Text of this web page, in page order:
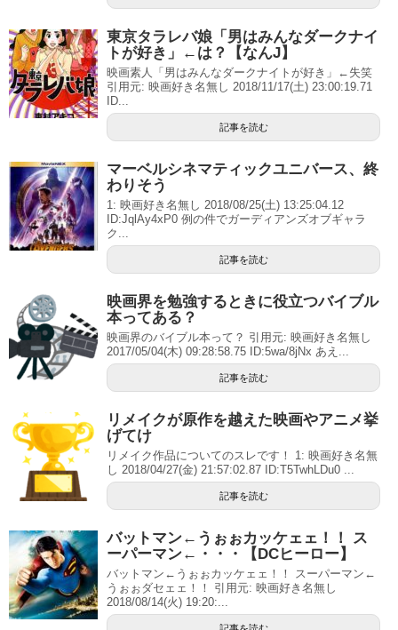
東京タラレバ娘「男はみんなダークナイ
トが好き」←は？【なんJ】
映画素人「男はみんなダークナイトが好き」←失笑
引用元: 映画好き名無し 2018/11/17(土) 23:00:19.71
ID...
記事を読む
マーベルシネマティックユニバース、終
わりそう
1: 映画好き名無し 2018/08/25(土) 13:25:04.12
ID:JqlAy4xP0 例の件でガーディアンズオブギャラ
ク...
記事を読む
映画界を勉強するときに役立つバイブル
本ってある？
映画界のバイブル本って？ 引用元: 映画好き名無し
2017/05/04(木) 09:28:58.75 ID:5wa/8jNx あえ...
記事を読む
リメイクが原作を越えた映画やアニメ挙
げてけ
リメイク作品についてのスレです！ 1: 映画好き名無
し 2018/04/27(金) 21:57:02.87 ID:T5TwhLDu0 ...
記事を読む
バットマン←うぉぉカッケェェ！！ ス
ーパーマン←・・・【DCヒーロー】
バットマン←うぉぉカッケェェ！！ スーパーマン←
うぉぉダセェェ！！ 引用元: 映画好き名無し
2018/08/14(火) 19:20:...